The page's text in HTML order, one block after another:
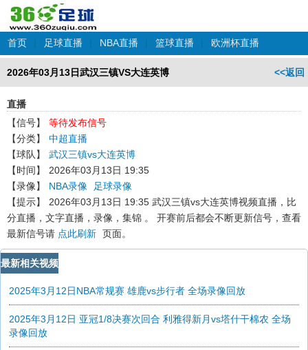
首页 | 足球直播 | NBA直播 | 篮球直播 | 欧洲杯直播
<<返回
2026年03月13日武汉三镇VS大连英博
直播
【信号】
等待发布信号
【分类】
中超直播
【球队】
武汉三镇vs大连英博
【时间】
2026年03月13日 19:35
【录像】
NBA录像
足球录像
【提示】
2026年03月13日 19:35 武汉三镇vs大连英博视频直播，比
分直播，文字直播，录像，集锦 。 开赛前后都会不断更新信号，查看
最新信号请 点此刷新 页面。
最新相关视频
2025年3月12日NBA常规赛 雄鹿vs步行者 全场录像回放
2025年3月12日 亚冠1/8决赛次回合 利雅得新月vs塔什干棉农 全场
录像回放